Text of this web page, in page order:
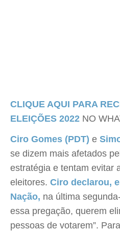
CLIQUE AQUI PARA
ELEIÇÕES 2022 NO
Ciro Gomes (PDT) e
se dizem mais afetados
estratégia e tentam evitar
eleitores. Ciro declarou,
Nação, na última
essa pregação, querem
pessoas de votarem”.